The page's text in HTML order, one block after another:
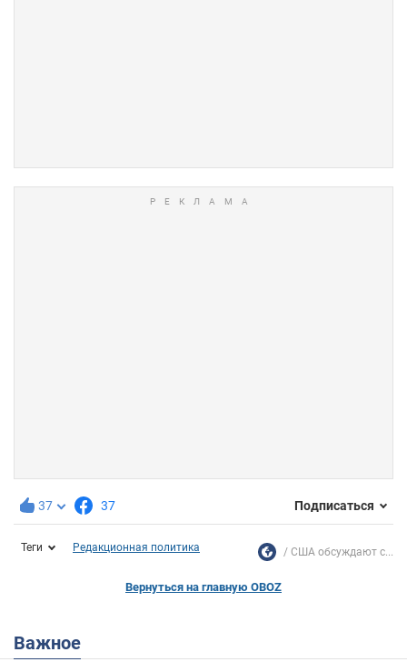
37 37 Подписаться
Теги Редакционная политика США обсуждают с...
Вернуться на главную OBOZ
Важное